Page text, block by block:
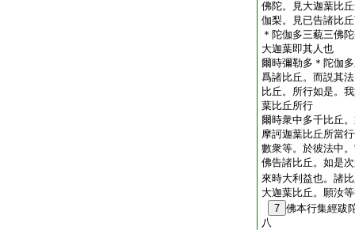
佛陀。見大迦葉比
伽梨。見已告諸比
＊陀伽多三藐三佛
大迦葉即其人也
爾時彌勒多＊陀伽
爲諸比丘。而説其
比丘。所行如是。
葉比丘所行
爾時衆中多千比丘
摩訶迦葉比丘所當
數衆等。於彼法中
佛告諸比丘。如是
來時大利益也。諸
大迦葉比丘。願汝
7 佛本行集經跋
八